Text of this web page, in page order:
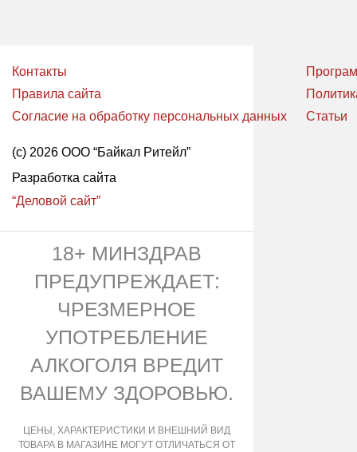
Контакты
Правила сайта
Согласие на обработку персональных данных
Статьи
(с) 2026 ООО “Байкал Ритейл”
Разработка сайта
“Деловой сайт”
18+ МИНЗДРАВ
ПРЕДУПРЕЖДАЕТ:
ЧРЕЗМЕРНОЕ
УПОТРЕБЛЕНИЕ
АЛКОГОЛЯ ВРЕДИТ
ВАШЕМУ ЗДОРОВЬЮ.
ЦЕНЫ, ХАРАКТЕРИСТИКИ И ВНЕШНИЙ ВИД
ТОВАРА В МАГАЗИНЕ МОГУТ ОТЛИЧАТЬСЯ ОТ